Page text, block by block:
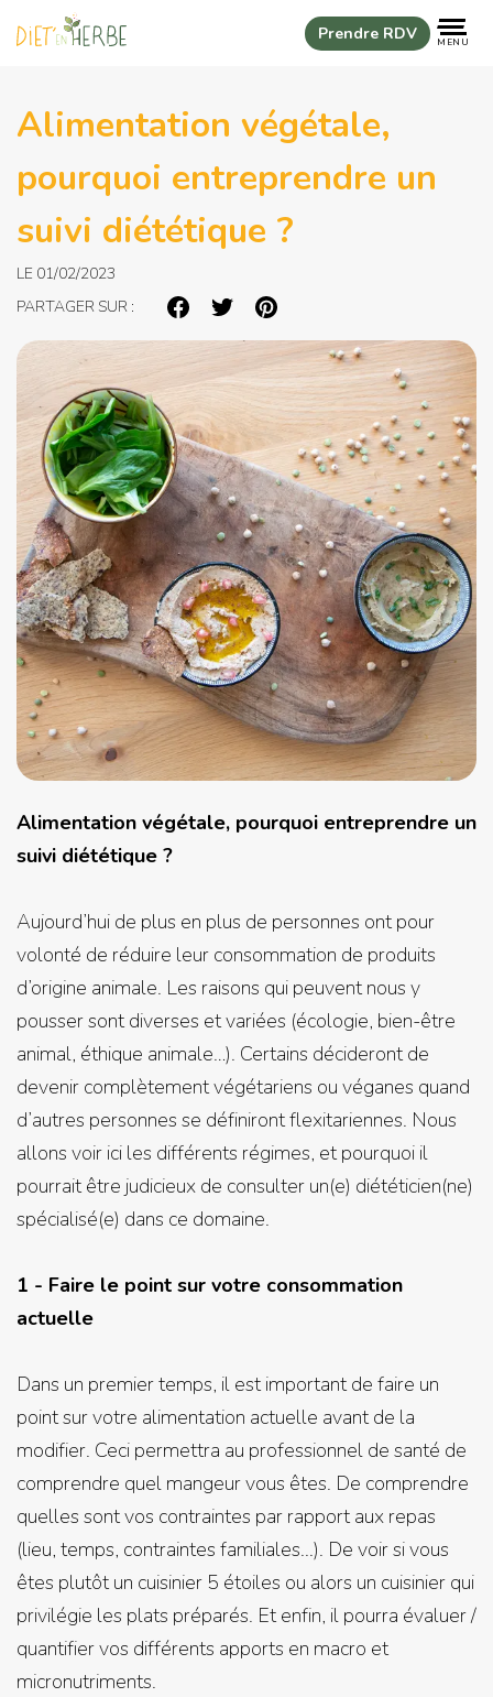
Prendre RDV MENU
Alimentation végétale,
pourquoi entreprendre un
suivi diététique ?
LE 01/02/2023
PARTAGER SUR :
Alimentation végétale, pourquoi entreprendre un
suivi diététique ?
Aujourd’hui de plus en plus de personnes ont pour
volonté de réduire leur consommation de produits
d’origine animale. Les raisons qui peuvent nous y
pousser sont diverses et variées (écologie, bien-être
animal, éthique animale…). Certains décideront de
devenir complètement végétariens ou véganes quand
d’autres personnes se définiront flexitariennes. Nous
allons voir ici les différents régimes, et pourquoi il
pourrait être judicieux de consulter un(e) diététicien(ne)
spécialisé(e) dans ce domaine.
1 - Faire le point sur votre consommation
actuelle
Dans un premier temps, il est important de faire un
point sur votre alimentation actuelle avant de la
modifier. Ceci permettra au professionnel de santé de
comprendre quel mangeur vous êtes. De comprendre
quelles sont vos contraintes par rapport aux repas
(lieu, temps, contraintes familiales...). De voir si vous
êtes plutôt un cuisinier 5 étoiles ou alors un cuisinier qui
privilégie les plats préparés. Et enfin, il pourra évaluer /
quantifier vos différents apports en macro et
micronutriments.
Panneau de gestion des cookies